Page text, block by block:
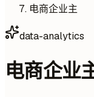
电商企业主
data-analytics
电商企业